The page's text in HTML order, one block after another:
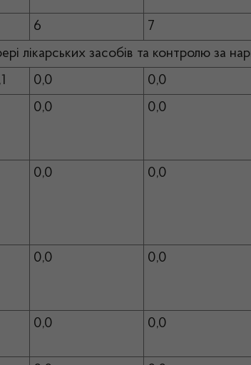
6 7
лікарських засобів та контролю за
0,0 0,0
0,0 0,0
0,0 0,0
0,0 0,0
0,0 0,0